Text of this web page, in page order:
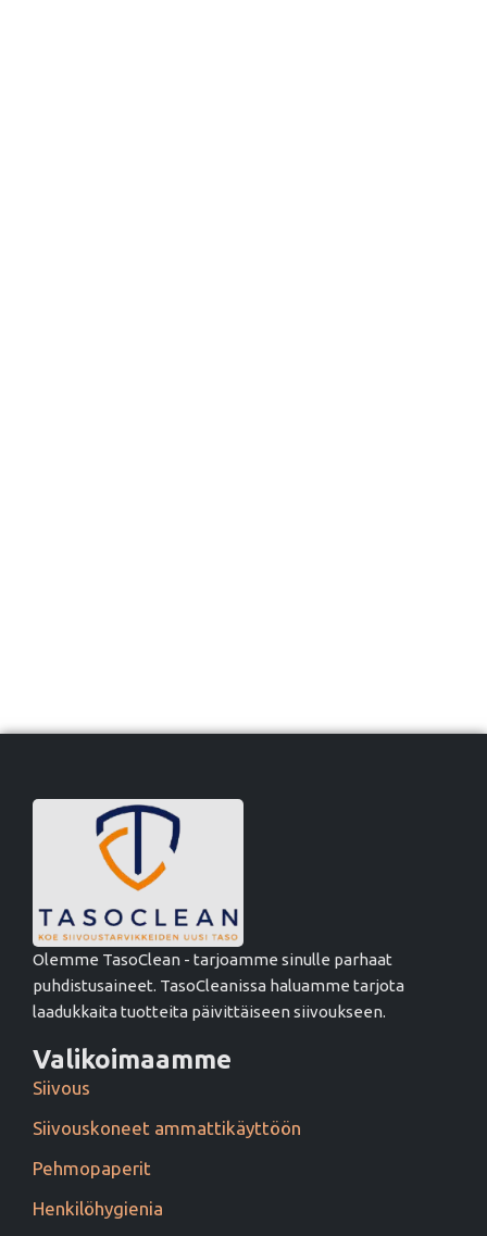
Olemme TasoClean - tarjoamme sinulle parhaat
puhdistusaineet. TasoCleanissa haluamme tarjota
laadukkaita tuotteita päivittäiseen siivoukseen.
Valikoimaamme
Siivous
Siivouskoneet ammattikäyttöön
Pehmopaperit
Henkilöhygienia